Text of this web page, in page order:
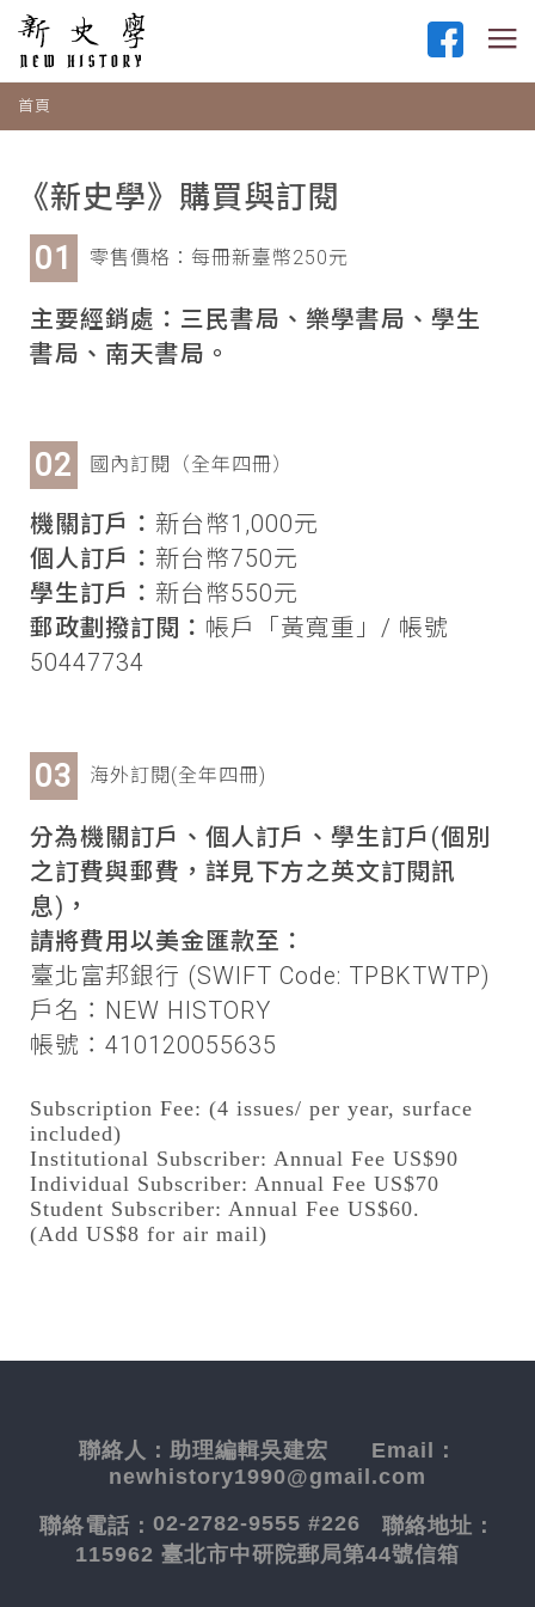
首頁
《新史學》購買與訂閱
零售價格：每冊新臺幣250元
主要經銷處：三民書局、樂學書局、學生
書局、南天書局。
國內訂閱（全年四冊）
機關訂戶： 新台幣1,000元
個人訂戶： 新台幣750元
學生訂戶： 新台幣550元
郵政劃撥訂閱： 帳戶「黃寬重」/ 帳號
50447734
海外訂閱(全年四冊)
分為機關訂戶、個人訂戶、學生訂戶(個別
之訂費與郵費，詳見下方之英文訂閱訊
息)，
請將費用以美金匯款至：
臺北富邦銀行 (SWIFT Code: TPBKTWTP)
戶名：NEW HISTORY
帳號：410120055635
Subscription Fee: (4 issues/ per year, surface
included)
Institutional Subscriber: Annual Fee US$90
Individual Subscriber: Annual Fee US$70
Student Subscriber: Annual Fee US$60.
(Add US$8 for air mail)
聯絡人： 助理編輯吳建宏 Email：
newhistory1990@gmail.com
聯絡電話： 02-2782-9555 #226 聯絡地址：
115962 臺北市中研院郵局第44號信箱